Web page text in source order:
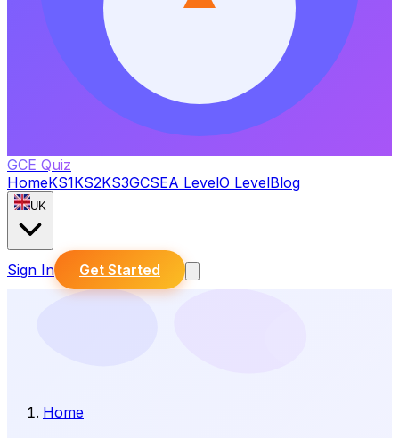
GCE Quiz
HomeKS1KS2KS3GCSEA LevelO LevelBlog
UK
Sign In Get Started
Home